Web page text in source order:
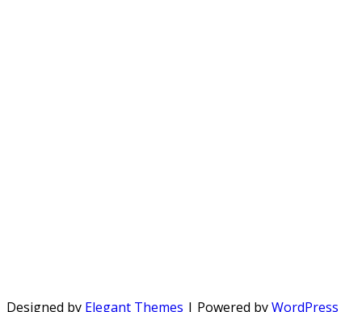
Designed by Elegant Themes | Powered byWordPress